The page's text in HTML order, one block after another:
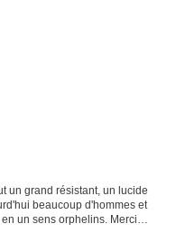
un grand résistant, un lucide
beaucoup d'hommes et
un sens orphelins. Merci